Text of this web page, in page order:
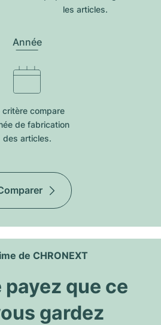
les articles.
Année
critère compare
de fabrication
des articles.
de CHRONEXT
payez que ce
gardez